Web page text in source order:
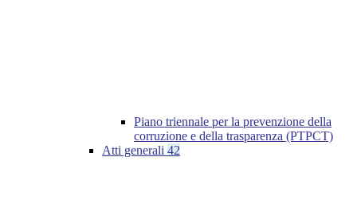
Piano triennale per la prevenzione della
corruzione e della trasparenza (PTPCT)
Atti generali 42